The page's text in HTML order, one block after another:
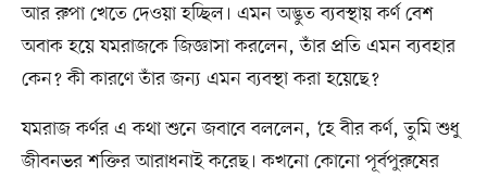
আর রুপা খেতে দেওয়া হচ্ছিল। এমন অদ্ভুত ব‍্যবস্থায় কর্ণ বেশ
অবাক হয়ে যমরাজকে জিজ্ঞাসা করলেন, তাঁর প্রতি এমন ব্যবহার
কেন? কী কারণে তাঁর জন‍্য এমন ব‍্যবস্থা করা হয়েছে?
যমরাজ কর্ণর এ কথা শুনে জবাবে বললেন, ‘হে বীর কর্ণ, তুমি শুধু
জীবনভর শক্তির আরাধনাই করেছ। কখনো কোনো পূর্বপুরুষের